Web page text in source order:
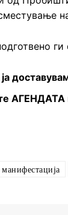
АГЕНДАТА
манифестација